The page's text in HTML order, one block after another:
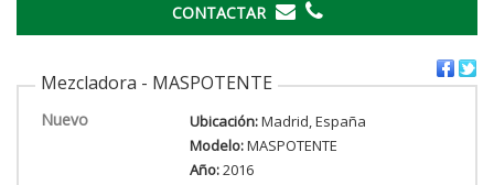
CONTACTAR
Mezcladora - MASPOTENTE
Nuevo Ubicación:Madrid, España
Modelo:MASPOTENTE
Año:2016